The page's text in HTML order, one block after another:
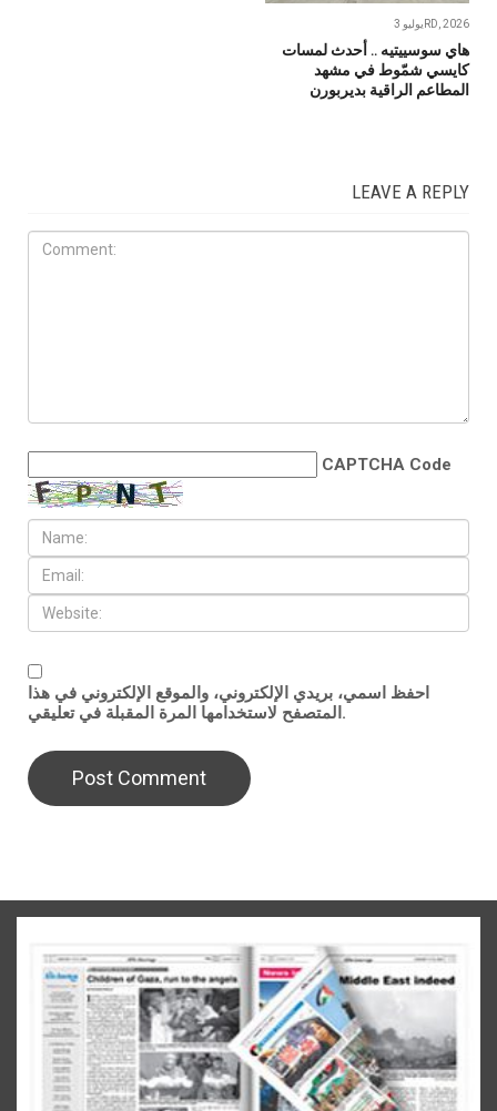
يوليو 3RD, 2026
هاي سوسييتيه .. أحدث لمسات
كايسي شمّوط في مشهد
المطاعم الراقية بديربورن
LEAVE A REPLY
CAPTCHA Code
احفظ اسمي، بريدي الإلكتروني، والموقع الإلكتروني في هذا
المتصفح لاستخدامها المرة المقبلة في تعليقي.